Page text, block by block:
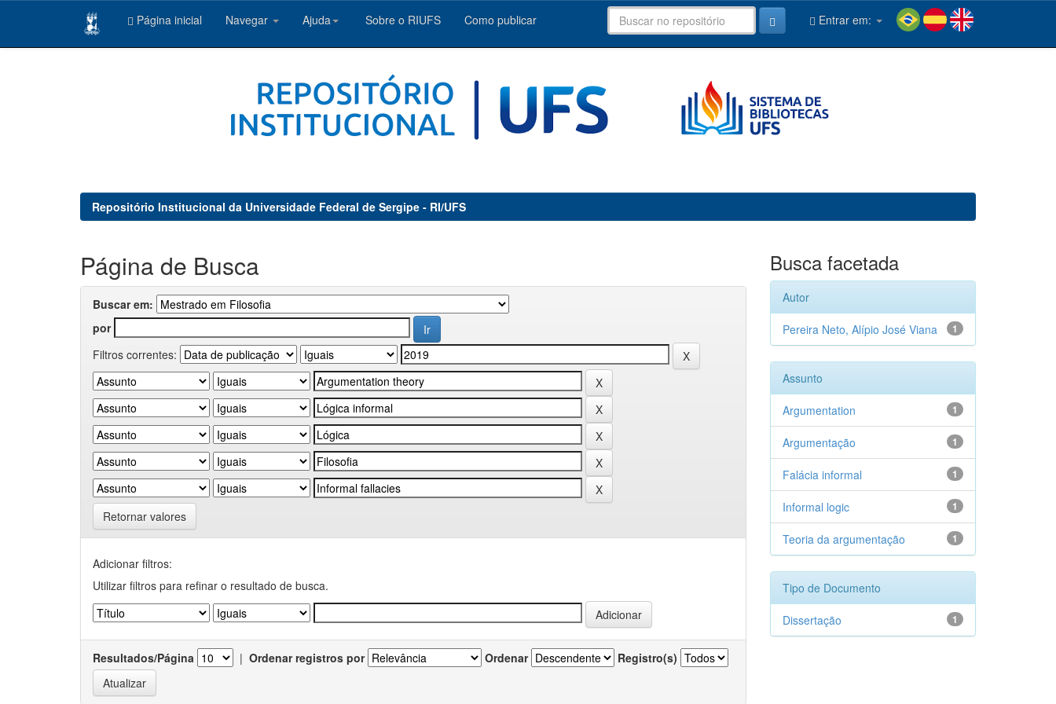
Página inicial Navegar Ajuda Sobre o RIUFS Como publicar Entrar em:
Repositório Institucional da Universidade Federal de Sergipe - RI/UFS
Página de Busca
Buscar em:
por
Filtros correntes:
Retornar valores
Adicionar filtros:
Utilizar filtros para refinar o resultado de busca.
Resultados/Página | Ordenar registros por Ordenar Registro(s)
Busca facetada
Autor
1
Pereira Neto, Alípio José Viana
Assunto
1
Argumentation
1
Argumentação
1
Falácia informal
1
Informal logic
1
Teoria da argumentação
Tipo de Documento
1
Dissertação